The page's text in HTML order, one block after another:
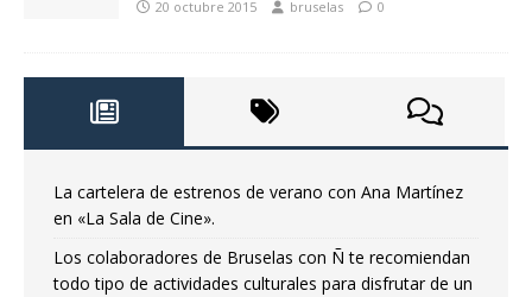
20 octubre 2015 bruselas 0
La cartelera de estrenos de verano con Ana Martínez
en «La Sala de Cine».
Los colaboradores de Bruselas con Ñ te recomiendan
todo tipo de actividades culturales para disfrutar de un